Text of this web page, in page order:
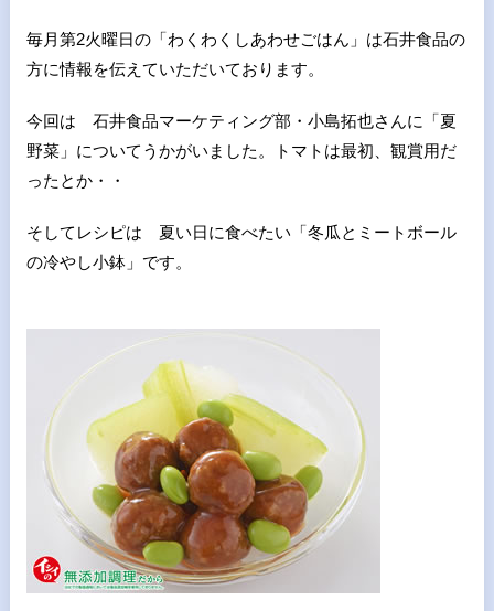
毎月第2火曜日の「わくわくしあわせごはん」は石井食品の
方に情報を伝えていただいております。
今回は 石井食品マーケティング部・小島拓也さんに「夏
野菜」についてうかがいました。トマトは最初、観賞用だ
ったとか・・
そしてレシピは 夏い日に食べたい「冬瓜とミートボール
の冷やし小鉢」です。